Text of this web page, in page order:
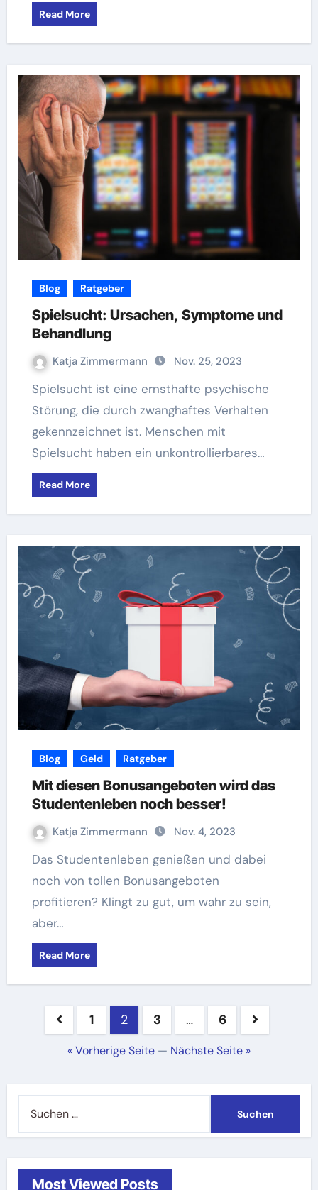
Read More
Blog Ratgeber
Spielsucht: Ursachen, Symptome und
Behandlung
Katja Zimmermann Nov. 25, 2023
Spielsucht ist eine ernsthafte psychische
Störung, die durch zwanghaftes Verhalten
gekennzeichnet ist. Menschen mit
Spielsucht haben ein unkontrollierbares…
Read More
Blog Geld Ratgeber
Mit diesen Bonusangeboten wird das
Studentenleben noch besser!
Katja Zimmermann Nov. 4, 2023
Das Studentenleben genießen und dabei
noch von tollen Bonusangeboten
profitieren? Klingt zu gut, um wahr zu sein,
aber…
Read More
Seitennummerierung
1 2 3 … 6
« Vorherige Seite — Nächste Seite »
nach:
Most Viewed Posts